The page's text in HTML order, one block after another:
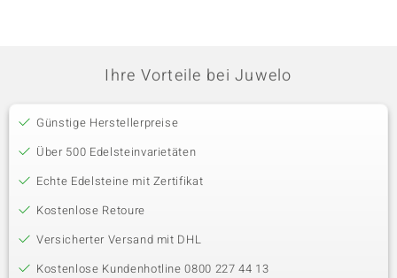
Ihre Vorteile bei Juwelo
Günstige Herstellerpreise
Über 500 Edelsteinvarietäten
Echte Edelsteine mit Zertifikat
Kostenlose Retoure
Versicherter Versand mit DHL
Kostenlose Kundenhotline 0800 227 44 13